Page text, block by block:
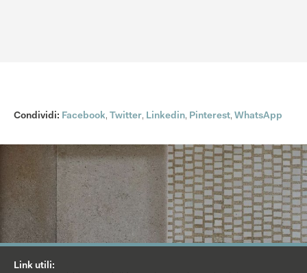
Condividi: Facebook, Twitter, Linkedin, Pinterest, WhatsApp
Link utili: